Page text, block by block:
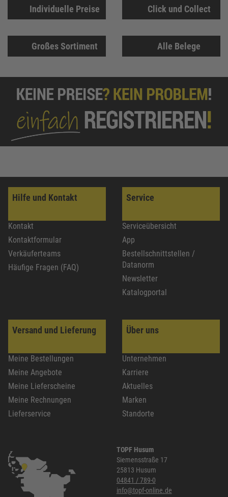
Individuelle Preise Click und Collect
Großes Sortiment Alle Belege
Hilfe und Kontakt
Kontakt
Kontaktformular
Verkäuferteams
Häufige Fragen (FAQ)
Service
Serviceübersicht
App
Bestellschnittstellen /
Datanorm
Newsletter
Katalogportal
Versand und Lieferung
Meine Bestellungen
Meine Angebote
Meine Lieferscheine
Meine Rechnungen
Lieferservice
Über uns
Unternehmen
Karriere
Aktuelles
Marken
Standorte
TOPF Husum
Siemensstraße 17
25813 Husum
04841 / 789-0
info@topf-online.de